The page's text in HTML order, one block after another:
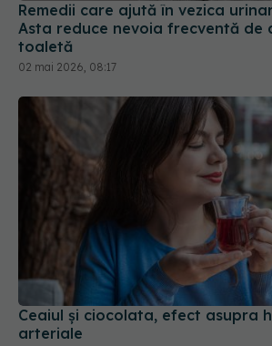
Remedii care ajută în vezica
Asta reduce nevoia frecventă de
toaletă
02 mai 2026, 08:17
Ceaiul și ciocolata, efect asupra
arteriale